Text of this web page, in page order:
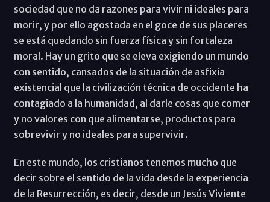
sociedad que no da razones para vivir ni ideales para
morir, y por ello agostada en el goce de sus placeres
se está quedando sin fuerza física y sin fortaleza
moral. Hay un grito que se eleva exigiendo un mundo
con sentido, cansados de la situación de asfixia
existencial que la civilización técnica de occidente ha
contagiado a la humanidad, al darle cosas que comer
y no valores con que alimentarse, productos para
sobrevivir y no ideales para supervivir.
En este mundo, los cristianos tenemos mucho que
decir sobre el sentido de la vida desde la experiencia
de la Resurrección, es decir, desde un Jesús Viviente